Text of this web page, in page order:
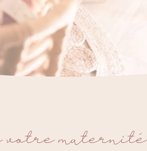
votre maternité